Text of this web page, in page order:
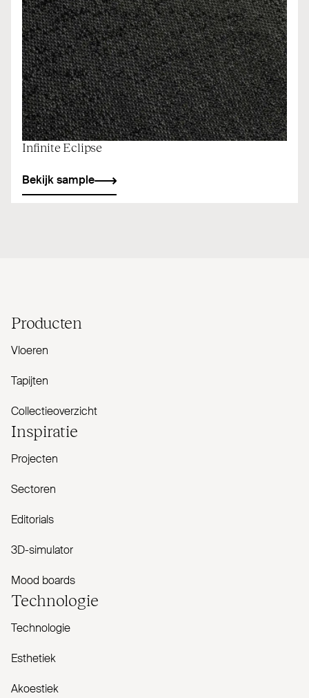
Infinite Eclipse
Bekijk sample
Producten
Vloeren
Tapijten
Collectieoverzicht
Inspiratie
Projecten
Sectoren
Editorials
3D-simulator
Mood boards
Tech­nologie
Technologie
Esthetiek
Akoestiek